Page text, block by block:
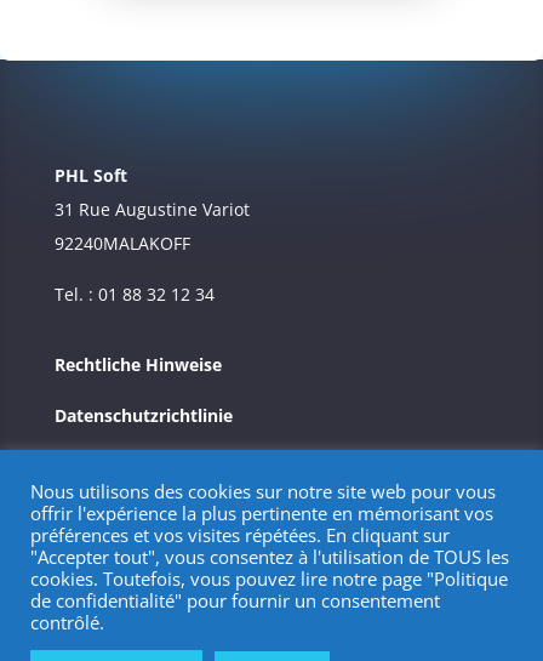
PHL Soft
31 Rue Augustine Variot
92240MALAKOFF
Tel. : 01 88 32 12 34
Rechtliche Hinweise
Datenschutzrichtlinie
Nous utilisons des cookies sur notre site web pour vous
offrir l'expérience la plus pertinente en mémorisant vos
préférences et vos visites répétées. En cliquant sur
"Accepter tout", vous consentez à l'utilisation de TOUS les
cookies. Toutefois, vous pouvez lire notre page "Politique
de confidentialité" pour fournir un consentement
contrôlé.